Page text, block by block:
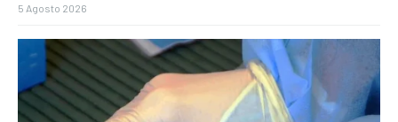
5 Agosto 2026